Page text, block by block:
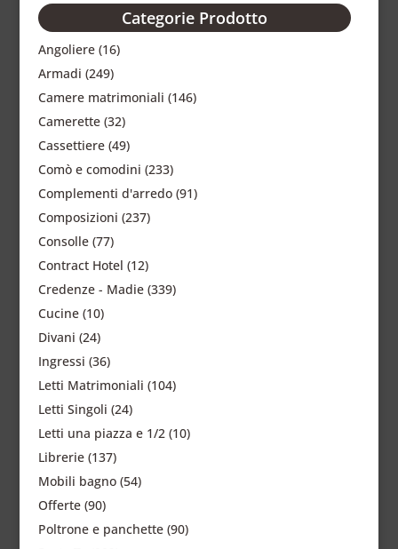
Categorie Prodotto
Angoliere (16)
Armadi (249)
Camere matrimoniali (146)
Camerette (32)
Cassettiere (49)
Comò e comodini (233)
Complementi d'arredo (91)
Composizioni (237)
Consolle (77)
Contract Hotel (12)
Credenze - Madie (339)
Cucine (10)
Divani (24)
Ingressi (36)
Letti Matrimoniali (104)
Letti Singoli (24)
Letti una piazza e 1/2 (10)
Librerie (137)
Mobili bagno (54)
Offerte (90)
Poltrone e panchette (90)